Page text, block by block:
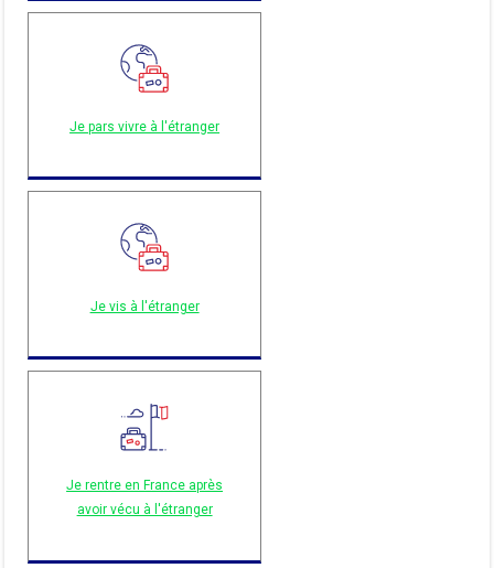
Je pars vivre à l'étranger
Je vis à l'étranger
Je rentre en France après
avoir vécu à l'étranger